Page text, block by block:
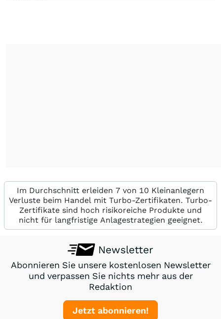
Im Durchschnitt erleiden 7 von 10 Kleinanlegern
Verluste beim Handel mit Turbo-Zertifikaten. Turbo-
Zertifikate sind hoch risikoreiche Produkte und
nicht für langfristige Anlagestrategien geeignet.
Newsletter
Abonnieren Sie unsere kostenlosen Newsletter
und verpassen Sie nichts mehr aus der
Redaktion
Jetzt abonnieren!